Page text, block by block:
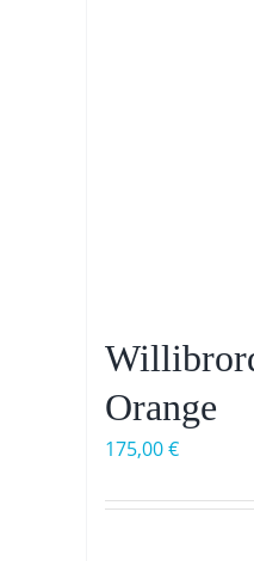
Orange
175,00€